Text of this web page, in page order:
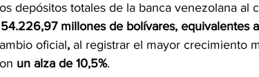
depósitos totales de la banca venezolana al
millones de bolívares, equivalentes
oficial, al registrar el mayor crecimiento
un alza de 10,5%.